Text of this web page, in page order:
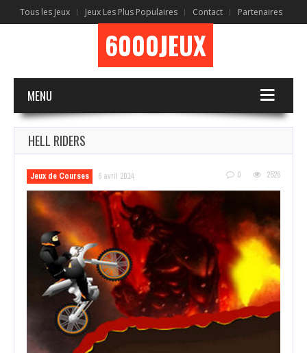
Tous les Jeux Jeux Les Plus Populaires Contact Partenaires
6000JEUX
MENU
HELL RIDERS
Jeux de Courses 6 avril 2014 0 2526